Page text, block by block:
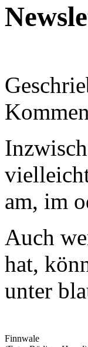
am, im
Auch
hat,
unter
Finnwale